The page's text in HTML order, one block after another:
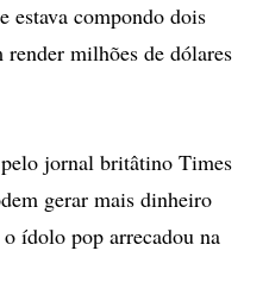
estava compondo dois
render milhões de dólares
jornal britâtino Times
gerar mais dinheiro
ídolo pop arrecadou na